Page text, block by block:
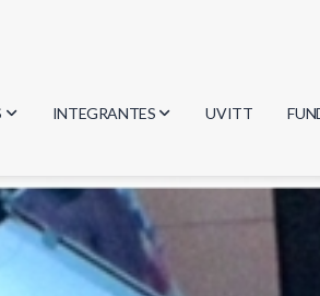
INTEGRANTES
Estudiantes
Egresados
UVITT